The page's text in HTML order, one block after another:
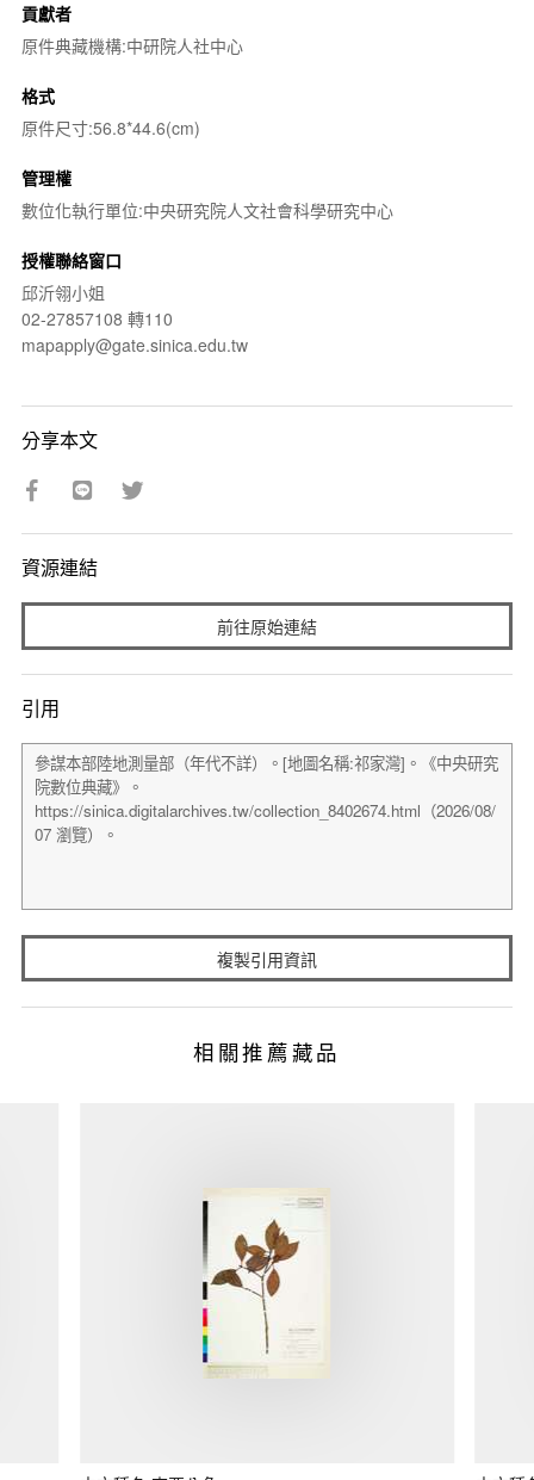
貢獻者
原件典藏機構:中研院人社中心
格式
原件尺寸:56.8*44.6(cm)
管理權
數位化執行單位:中央研究院人文社會科學研究中心
授權聯絡窗口
邱沂翎小姐
02-27857108 轉110
mapapply@gate.sinica.edu.tw
分享本文
資源連結
前往原始連結
引用
複製引用資訊
相關推薦藏品